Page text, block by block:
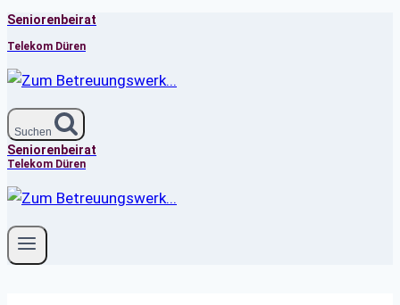
Zum
Inhalt
springen
Seniorenbeirat
Telekom Düren
Suchen
Seniorenbeirat
Telekom Düren